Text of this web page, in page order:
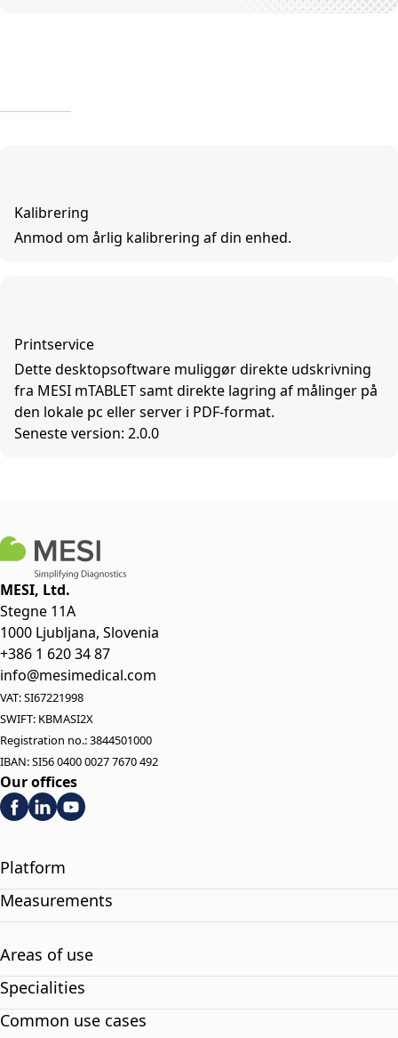
Kalibrering
Anmod om årlig kalibrering af din enhed.
Printservice
Dette desktopsoftware muliggør direkte udskrivning
fra MESI mTABLET samt direkte lagring af målinger på
den lokale pc eller server i PDF-format.
Seneste version: 2.0.0
MESI, Ltd.
Stegne 11A
1000 Ljubljana, Slovenia
+386 1 620 34 87
info@mesimedical.com
VAT: SI67221998
SWIFT: KBMASI2X
Registration no.: 3844501000
IBAN: SI56 0400 0027 7670 492
Our offices
Platform
Measurements
Areas of use
Specialities
Common use cases